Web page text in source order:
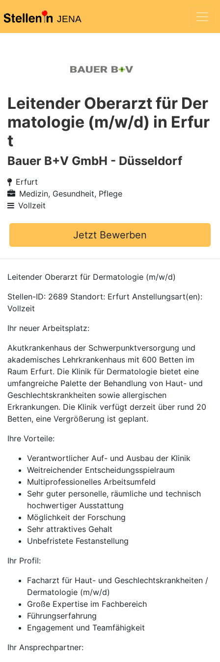
JENA
Leitender Oberarzt für Der
matologie (m/w/d) in Erfur
t
Bauer B+V GmbH - Düsseldorf
Erfurt
Medizin, Gesundheit, Pflege
Vollzeit
Jetzt Bewerben
Leitender Oberarzt für Dermatologie (m/w/d)
Stellen-ID: 2689 Standort: Erfurt Anstellungsart(en):
Vollzeit
Ihr neuer Arbeitsplatz:
Akutkrankenhaus der Schwerpunktversorgung und
akademisches Lehrkrankenhaus mit 600 Betten im
Raum Erfurt. Die Klinik für Dermatologie bietet eine
umfangreiche Palette der Behandlung von Haut- und
Geschlechtskrankheiten sowie allergischen
Erkrankungen. Die Klinik verfügt derzeit über rund 20
Betten, eine Vergrößerung ist geplant.
Ihre Vorteile:
Verantwortlicher Auf- und Ausbau der Klinik
Weitreichender Entscheidungsspielraum
Multiprofessionelles Arbeitsumfeld
Sehr guter personelle, räumliche und technisch
hochwertiger Ausstattung
Möglichkeit der Forschung
Sehr attraktives Gehalt
Unbefristete Festanstellung
Ihr Profil:
Facharzt für Haut- und Geschlechtskrankheiten /
Dermatologie (m/w/d)
Große Expertise im Fachbereich
Führungserfahrung
Engagement und Teamfähigkeit
Ihr Ansprechpartner: